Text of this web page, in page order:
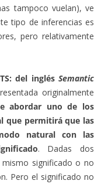
tampoco vuelan), ve
tipo de inferencias es
pero relativamente
del inglés Semantic
originalmente
abordar uno de los
que permitirá que las
natural con las
. Dadas dos
significado o no
Pero el significado no